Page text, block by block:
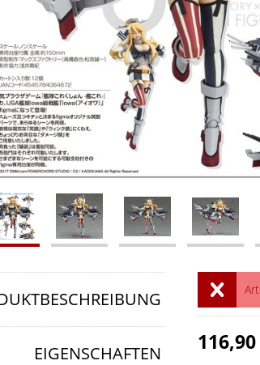
EIGENSCHAFTEN